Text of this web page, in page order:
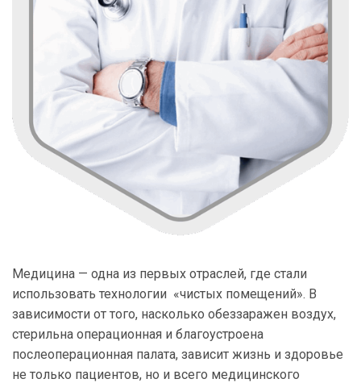
Медицина — одна из первых отраслей, где стали
использовать технологии «чистых помещений». В
зависимости от того, насколько обеззаражен воздух,
стерильна операционная и благоустроена
послеоперационная палата, зависит жизнь и здоровье
не только пациентов, но и всего медицинского